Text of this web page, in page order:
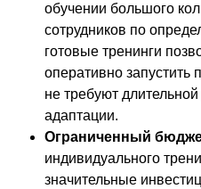
обучении большого
сотрудников по
готовые тренинги
оперативно запустить
не требуют длительной
адаптации.
Ограниченный
индивидуального
значительные